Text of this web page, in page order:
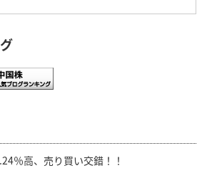
％高、売り買い交錯！！